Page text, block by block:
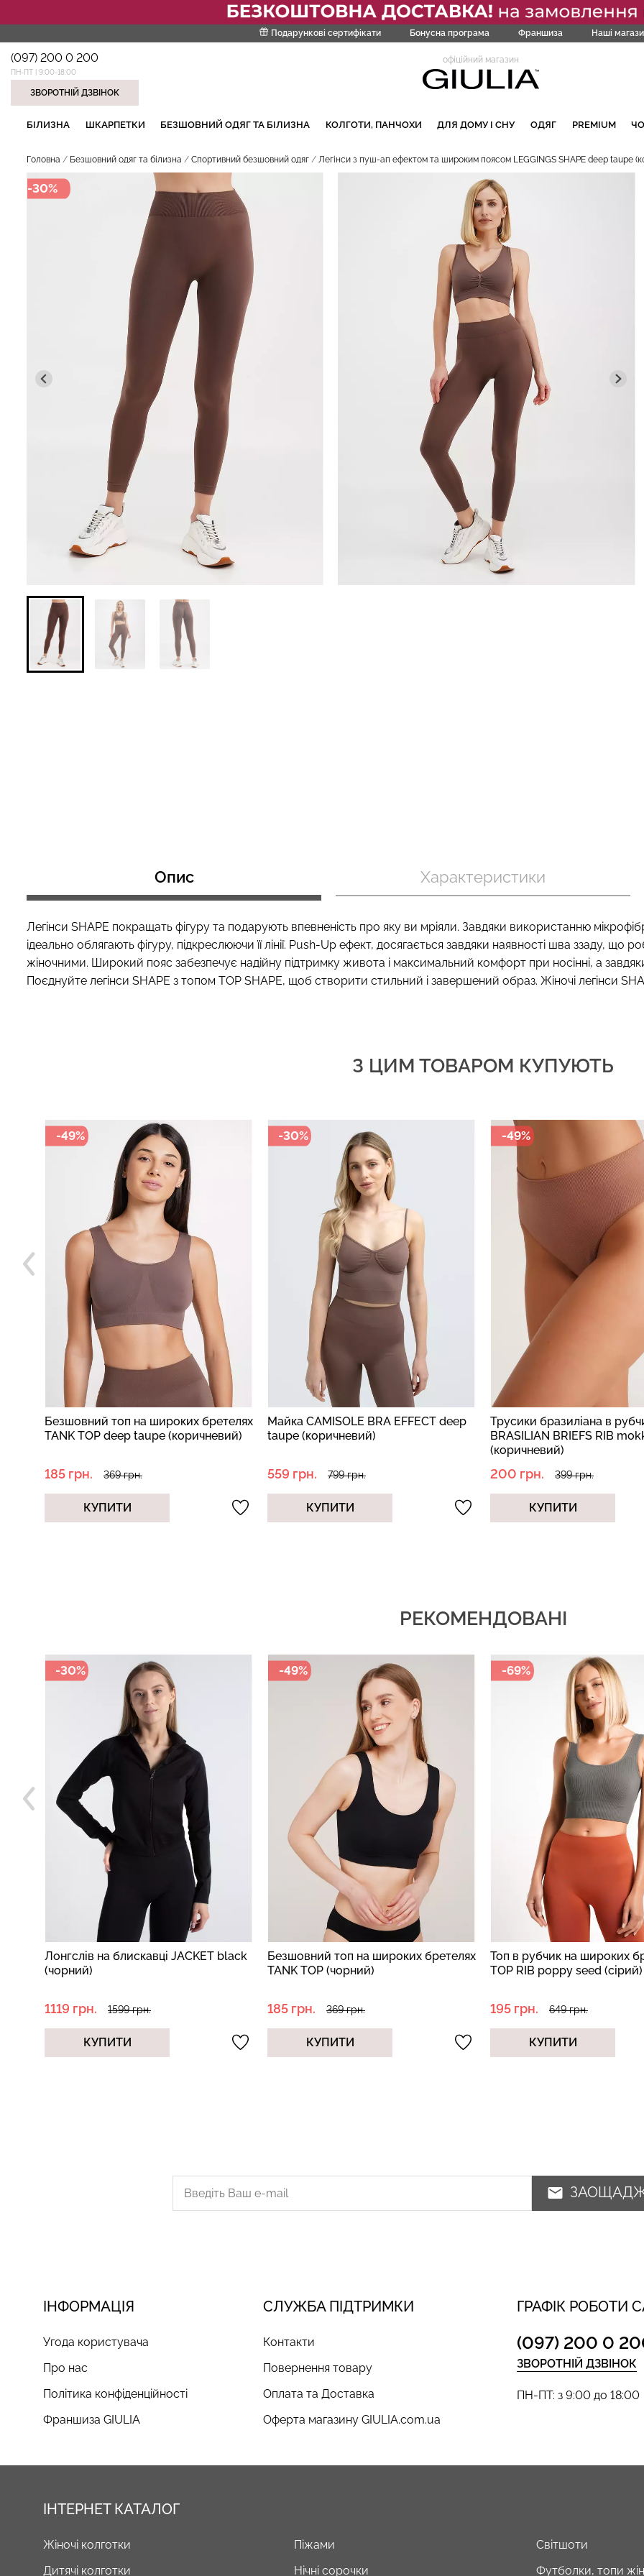
Подарункові сертифікати Бонусна програма Франшиза Наші
(097) 200 0 200
ПН-ПТ | 9:00-18:00
ЗВОРОТНІЙ ДЗВІНОК
офіційний магазин
БІЛИЗНА ШКАРПЕТКИ БЕЗШОВНИЙ ОДЯГ ТА БІЛИЗНА КОЛГОТИ, ПАНЧОХИ ДЛЯ ДОМУ І СНУ ОДЯГ PREMIUM
Головна Безшовний одяг та білизна Спортивний безшовний одяг Легінси з пуш-ап ефектом та широким поясом LEGGINGS SHAPE deep taupe
-30%
Опис Характеристики
Легінси SHAPE покращать фігуру та подарують впевненість про яку ви мріяли. Завдяки використанню
ідеально облягають фігуру, підкреслюючи її лінії. Push-Up ефект, досягається завдяки наявності шва ззаду, що
жіночними. Широкий пояс забезпечує надійну підтримку живота і максимальний комфорт при носінні, а завдяки
Поєднуйте легінси SHAPE з топом TOP SHAPE, щоб створити стильний і завершений образ. Жіночі легінси
З ЦИМ ТОВАРОМ КУПУЮТЬ
-49%
Безшовний топ на широких бретелях
TANK TOP deep taupe (коричневий)
185 грн. 369 грн.
КУПИТИ
-30%
Майка CAMISOLE BRA EFFECT deep
taupe (коричневий)
559 грн. 799 грн.
КУПИТИ
-49%
Трусики бразиліана в
BRASILIAN BRIEFS RIB
(коричневий)
200 грн. 399 грн.
КУПИТИ
РЕКОМЕНДОВАНІ
-30%
Лонгслів на блискавці JACKET black
(чорний)
1119 грн. 1599 грн.
КУПИТИ
-49%
Безшовний топ на широких бретелях
TANK TOP (чорний)
185 грн. 369 грн.
КУПИТИ
-69%
Топ в рубчик на широких
TOP RIB poppy seed (сірий)
195 грн. 649 грн.
КУПИТИ
ІНФОРМАЦІЯ
Угода користувача
Про нас
Політика конфіденційності
Франшиза GIULIA
СЛУЖБА ПІДТРИМКИ
Контакти
Повернення товару
Оплата та Доставка
Оферта магазину GIULIA.com.ua
ГРАФІК РОБОТИ
(097) 200 0
ЗВОРОТНІЙ ДЗВІНОК
ПН-ПТ: з 9:00 до 18:00
ІНТЕРНЕТ КАТАЛОГ
Жіночі колготки
Дитячі колготки
Піжами
Нічні сорочки
Світшоти
Футболки, топи
НАШІ ТРЕНДОВІ ТОВАРИ
Безшовні легінси з
мікрофібри LEGGINGS 02
(чорний) Giulia
789 грн.
Велосипедки з високою
Безшовні легінси LEGGINGS
(чорний) Giulia
482 грн. 689 грн.
Безшовні
легкою
ефектом